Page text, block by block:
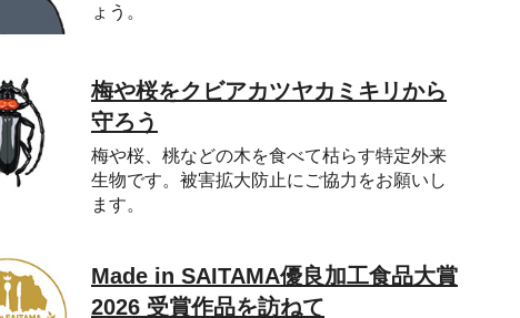
ょう。
梅や桜をクビアカツヤカミキリから
守ろう
梅や桜、桃などの木を食べて枯らす特定外来
生物です。被害拡大防止にご協力をお願いし
ます。
Made in SAITAMA優良加工食品大賞
2026 受賞作品を訪ねて